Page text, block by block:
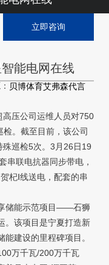
立即咨询
能电网在线
贝博体育艾弗森代言
压公司运维人员对750
检。截至目前，该公司
巡检5次。3月26日19
串联电抗器同步带电，
杞Ⅰ线送电，配套的串
储能示范项目——石狮
。该项目是宁夏打造新
建设的里程碑项目。
万千瓦/200万千瓦